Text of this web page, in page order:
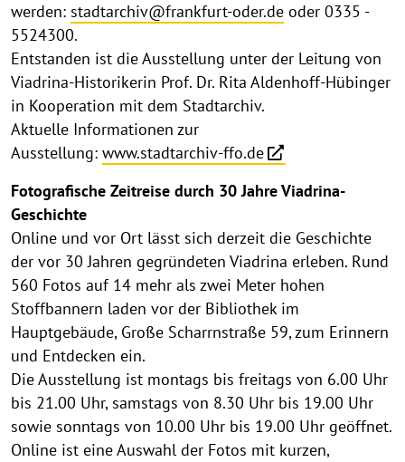
werden: stadtarchiv@frankfurt-oder.de oder 0335 -
5524300.
Entstanden ist die Ausstellung unter der Leitung von
Viadrina-Historikerin Prof. Dr. Rita Aldenhoff-Hübinger
in Kooperation mit dem Stadtarchiv.
Aktuelle Informationen zur
Ausstellung: www.stadtarchiv-ffo.de
Fotografische Zeitreise durch 30 Jahre Viadrina-
Geschichte
Online und vor Ort lässt sich derzeit die Geschichte
der vor 30 Jahren gegründeten Viadrina erleben. Rund
560 Fotos auf 14 mehr als zwei Meter hohen
Stoffbannern laden vor der Bibliothek im
Hauptgebäude, Große Scharrnstraße 59, zum Erinnern
und Entdecken ein.
Die Ausstellung ist montags bis freitags von 6.00 Uhr
bis 21.00 Uhr, samstags von 8.30 Uhr bis 19.00 Uhr
sowie sonntags von 10.00 Uhr bis 19.00 Uhr geöffnet.
Online ist eine Auswahl der Fotos mit kurzen,